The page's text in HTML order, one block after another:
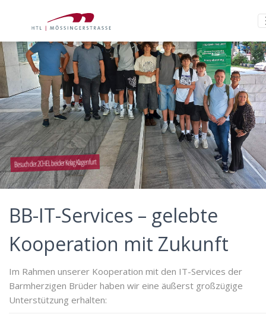
Besuch der 2CHEL bei der Kelag Klagenfurt
BB-IT-Services – gelebte
Kooperation mit Zukunft
Im Rahmen unserer Kooperation mit den IT-Services der
Barmherzigen Brüder haben wir eine äußerst großzügige
Unterstützung erhalten: